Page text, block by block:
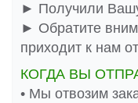
► Получили
► Обратите
приходит к нам
КОГДА ВЫ
• Мы отвозим